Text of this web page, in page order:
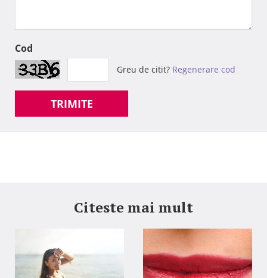
Cod
Greu de citit? Regenerare cod
TRIMITE
Citeste mai mult